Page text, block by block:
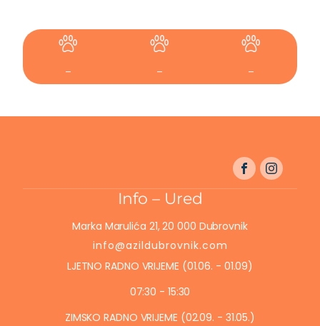
- - -
Info – Ured
Marka Marulića 21, 20 000 Dubrovnik
info@azildubrovnik.com
LJETNO RADNO VRIJEME (01.06. - 01.09)
07:30 - 15:30
ZIMSKO RADNO VRIJEME (02.09. - 31.05.)